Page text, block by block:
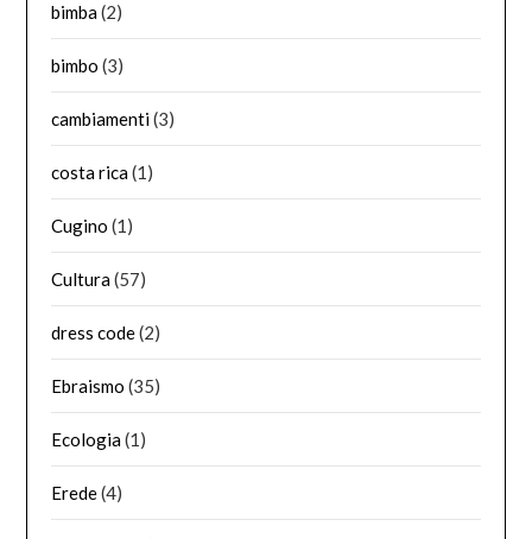
bimba(2)
bimbo (3)
cambiamenti(3)
costa rica(1)
Cugino (1)
Cultura(57)
dress code(2)
Ebraismo (35)
Ecologia(1)
Erede(4)